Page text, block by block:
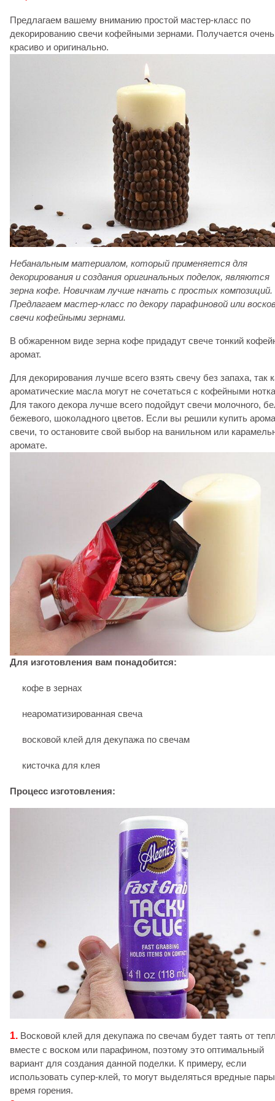
Предлагаем вашему вниманию простой мастер-класс по
декорированию свечи кофейными зернами. Получается очень
красиво и оригинально.
Небанальным материалом, который применяется для
декорирования и создания оригинальных поделок, являются
зерна кофе. Новичкам лучше начать с простых композиций.
Предлагаем мастер-класс по декору парафиновой или
свечи кофейными зернами.
В обжаренном виде зерна кофе придадут свече тонкий
аромат.
Для декорирования лучше всего взять свечу без запаха, так
ароматические масла могут не сочетаться с кофейными
Для такого декора лучше всего подойдут свечи молочного,
бежевого, шоколадного цветов. Если вы решили купить арома
свечи, то остановите свой выбор на ванильном или
аромате.
Для изготовления вам понадобится:
кофе в зернах
неароматизированная свеча
восковой клей для декупажа по свечам
кисточка для клея
Процесс изготовления:
1. Восковой клей для декупажа по свечам будет таять от
вместе с воском или парафином, поэтому это оптимальный
вариант для создания данной поделки. К примеру, если
использовать супер-клей, то могут выделяться вредные
время горения.